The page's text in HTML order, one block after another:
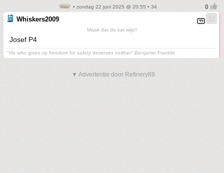
• zondag 22 juni 2025 @ 20:55 • 34
Whiskers2009
Maak dat de kat wijs!!
Josef P4
"He who gives up freedom for safety deserves neither" Benjamin Franklin
▼ Advertentie door Refinery89